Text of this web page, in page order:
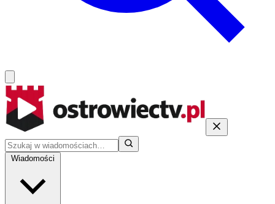
Wiadomości